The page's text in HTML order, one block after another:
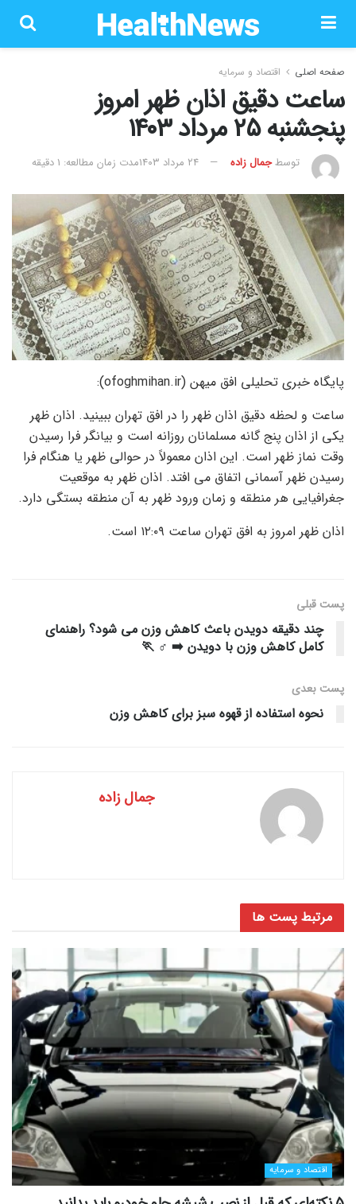
صفحه اصلی اقتصاد و سرمایه
ساعت دقیق اذان ظهر امروز
پنجشنبه ۲۵ مرداد ۱۴۰۳
توسطجمال زاده ۲۴ مرداد ۱۴۰۳ مدت زمان مطالعه: 1 دقیقه
پایگاه خبری تحلیلی افق میهن (ofoghmihan.ir):
ساعت و لحظه دقیق اذان ظهر را در افق تهران ببینید. اذان ظهر
یکی از اذان پنج گانه مسلمانان روزانه است و بیانگر فرا رسیدن
وقت نماز ظهر است. این اذان معمولاً در حوالی ظهر یا هنگام فرا
رسیدن ظهر آسمانی اتفاق می افتد. اذان ظهر به موقعیت
جغرافیایی هر منطقه و زمان ورود ظهر به آن منطقه بستگی دارد.
اذان ظهر امروز به افق تهران ساعت ۱۲:۰۹ است.
پست قبلی
چند دقیقه دویدن باعث کاهش وزن می شود؟ راهنمای
کامل کاهش وزن با دویدن ➡️ ♂️ 🏃
پست‌ بعدی
نحوه استفاده از قهوه سبز برای کاهش وزن
جمال زاده
مرتبط پست ها
اقتصاد و سرمایه